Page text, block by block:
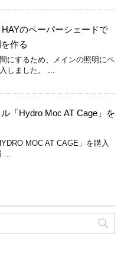
のペーパーシェードで
作る
にするため、メインの照明にペ
しました。 ...
ル「Hydro Moc AT Cage」を
MOC AT CAGE」を購入